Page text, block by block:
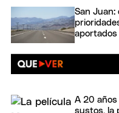
San Juan:
aportados
A 20 años
sustos, la